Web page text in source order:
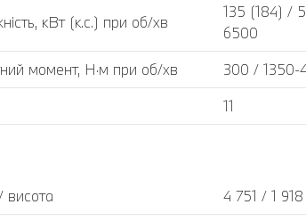
кВт (к.с.) при об/хв
135 (184) /
6500
момент, Н·м при об/хв
300 / 1350-
11
4 751 / 1 918